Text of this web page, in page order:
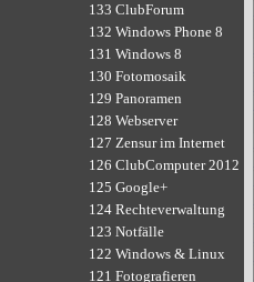
133 ClubForum
132 Windows Phone 8
131 Windows 8
130 Fotomosaik
129 Panoramen
128 Webserver
127 Zensur im Internet
126 ClubComputer 2012
125 Google+
124 Rechteverwaltung
123 Notfälle
122 Windows & Linux
121 Fotografieren